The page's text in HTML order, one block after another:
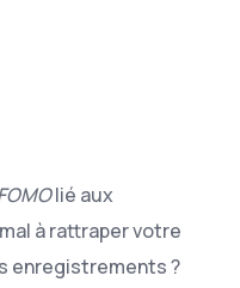
lié aux
à rattraper votre
enregistrements ?